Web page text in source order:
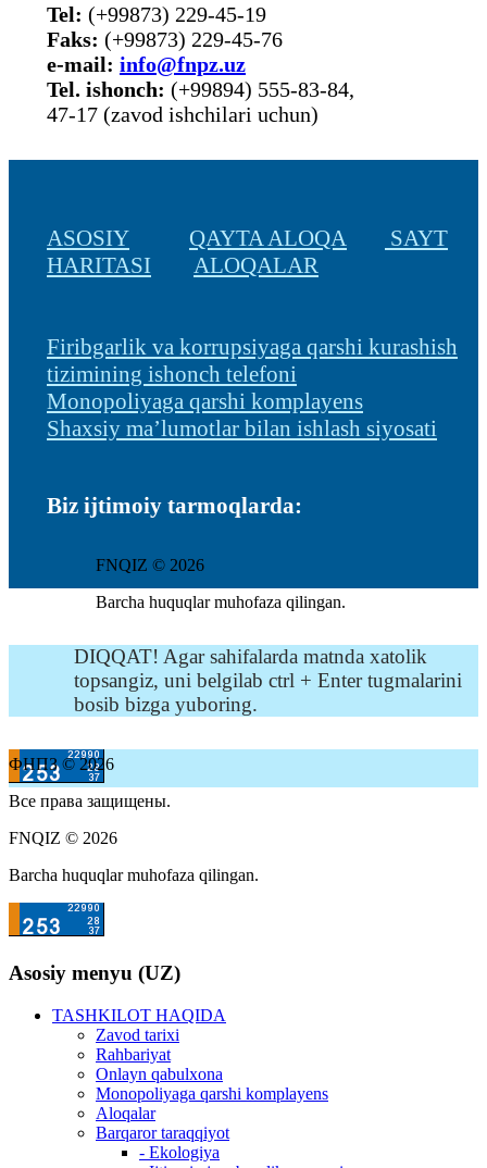
Tel: (+99873) 229-45-19
Faks: (+99873) 229-45-76
е-mail: info@fnpz.uz
Tel. ishonch: (+99894) 555-83-84,
47-17 (zavod ishchilari uchun)
ASOSIY QAYTA ALOQA
SAYT
HARITASI
ALOQALAR
Firibgarlik va korrupsiyaga qarshi kurashish
tizimining ishonch telefoni
Monopoliyaga qarshi komplayens
Shaxsiy ma’lumotlar bilan ishlash siyosati
Biz ijtimoiy tarmoqlarda:
FNQIZ © 2026
Barcha huquqlar muhofaza qilingan.
DIQQAT! Agar sahifalarda matnda xatolik
topsangiz, uni belgilab ctrl + Enter tugmalarini
bosib bizga yuboring.
ФНПЗ © 2026
Все права защищены.
FNQIZ © 2026
Barcha huquqlar muhofaza qilingan.
Asosiy menyu (UZ)
TASHKILOT HAQIDA
Zavod tarixi
Rahbariyat
Onlayn qabulxona
Monopoliyaga qarshi komplayens
Aloqalar
Barqaror taraqqiyot
- Ekologiya